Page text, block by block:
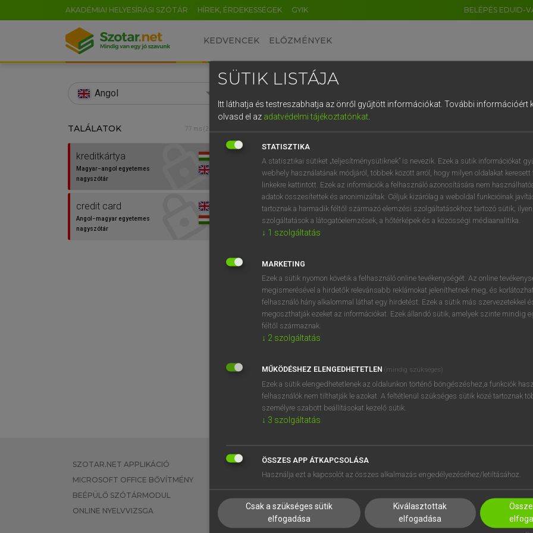
AKADÉMIAI HELYESÍRÁSI SZÓTÁR HÍREK, ÉRDEKESSÉGEK GYIK BELÉPÉS EDUID-
KEDVENCEK ELŐZMÉNYEK
Angol
TALÁLATOK 77 ms (2 db)
kreditkártya
Magyar−angol egyetemes
nagyszótár
credit card
Angol−magyar egyetemes
nagyszótár
Magyar−angol egyetemes nagyszótár
VAN ELŐFIZETÉSED?
megtekintéséhez.
BELÉPÉS
próbaverziójának
regisztrálok ésbelépek.
REGISZTRÁCIÓ
SZOTAR.NET APPLIKÁCIÓ
MICROSOFT OFFICE BŐVÍTMÉNY
BEÉPÜLŐ SZÓTÁRMODUL
ONLINE NYELVVIZSGA
EGYÉNI FELHASZNÁLÓKNAK
TANULÓKNAK
VÁLLALATI MEGOLDÁSOK
SÚGÓ
RÓLUNK
SÜTI BEÁLLÍTÁSOK
SÜTIK LISTÁJA
Itt láthatja és testreszabhatja az önről gyűjtött információkat. További információért
olvasd el az adatvédelmi tájékoztatónkat.
STATISZTIKA
A statisztikai sütiket „teljesítménysütiknek” is nevezik. Ezek a sütik információkat
webhely használatának módjáról, többek között arról, hogy milyen oldalakat keresett
linkekre kattintott. Ezek az információk a felhasználó azonosítására nem
adatok összesítettek és anonimizáltak. Céljuk kizárólag a weboldal funkcióinak
tartoznak a harmadik féltől származó elemzési szolgáltatásokhoz tartozó sütik;
szolgáltatások a látogatóelemzések, a hőtérképek és a közösségi médiaanalitika.
↓ 1 szolgáltatás
MARKETING
Ezek a sütik nyomon követik a felhasználó online tevékenységét. Az online
megismerésével a hirdetők relevánsabb reklámokat jeleníthetnek meg, és
felhasználó hány alkalommal láthat egy hirdetést. Ezek a sütik más szervezetekkel
megoszthatják ezeket az információkat. Ezek állandó sütik, amelyek szinte mindig
féltől származnak.
↓ 2 szolgáltatás
MŰKÖDÉSHEZ ELENGEDHETETLEN (mindig szükséges)
Ezek a sütik elengedhetetlenek az oldalunkon történő böngészéshez,a funkciók
felhasználók nem tilthatják le azokat. A feltétlenül szükséges sütik közé tartoznak
személyre szabott beállításokat kezelő sütik.
↓ 3 szolgáltatás
ÖSSZES APP ÁTKAPCSOLÁSA
Használja ezt a kapcsolót az összes alkalmazás engedélyezéséhez/letiltásához.
Csak a szükséges sütik
elfogadása
Kiválasztottak
elfogadása
EN HU DE CN FR ES IT NL
0 1 2 3 4 5 6 7 8 9
q w e r t z u i
a s d f g h j k l é
í y x c v b n m , .